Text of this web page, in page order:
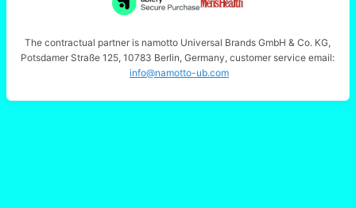
The contractual partner is namotto Universal Brands GmbH & Co. KG,
Potsdamer Straße 125, 10783 Berlin, Germany, customer service email:
info@namotto-ub.com